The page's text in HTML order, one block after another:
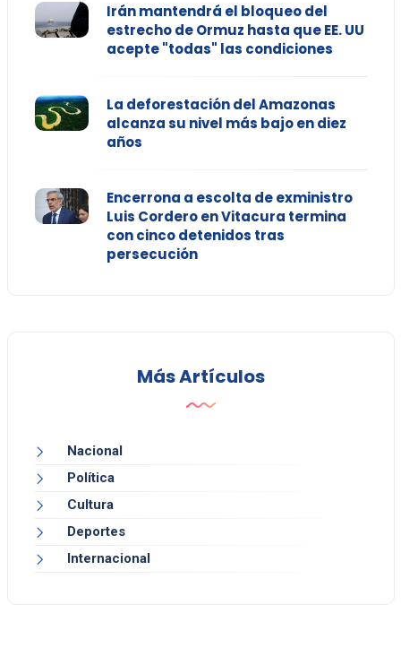
Irán mantendrá el bloqueo del
estrecho de Ormuz hasta que EE. UU
acepte "todas" las condiciones
La deforestación del Amazonas
alcanza su nivel más bajo en diez
años
Encerrona a escolta de exministro
Luis Cordero en Vitacura termina
con cinco detenidos tras
persecución
Más Artículos
Nacional
Política
Cultura
Deportes
Internacional